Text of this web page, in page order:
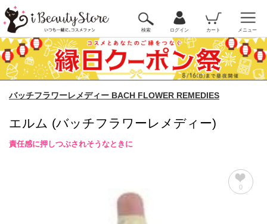
検索 ログイン カート メニュー
バッチフラワーレメディー BACH FLOWER REMEDIES
エルム (バッチフラワーレメディー)
責任感に押しつぶされそうなときに
0